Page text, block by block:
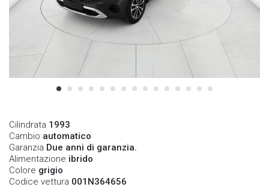
Cilindrata 1993
Cambio automatico
Garanzia Due anni di garanzia.
Alimentazione ibrido
Colore grigio
Codice vettura 001N364656